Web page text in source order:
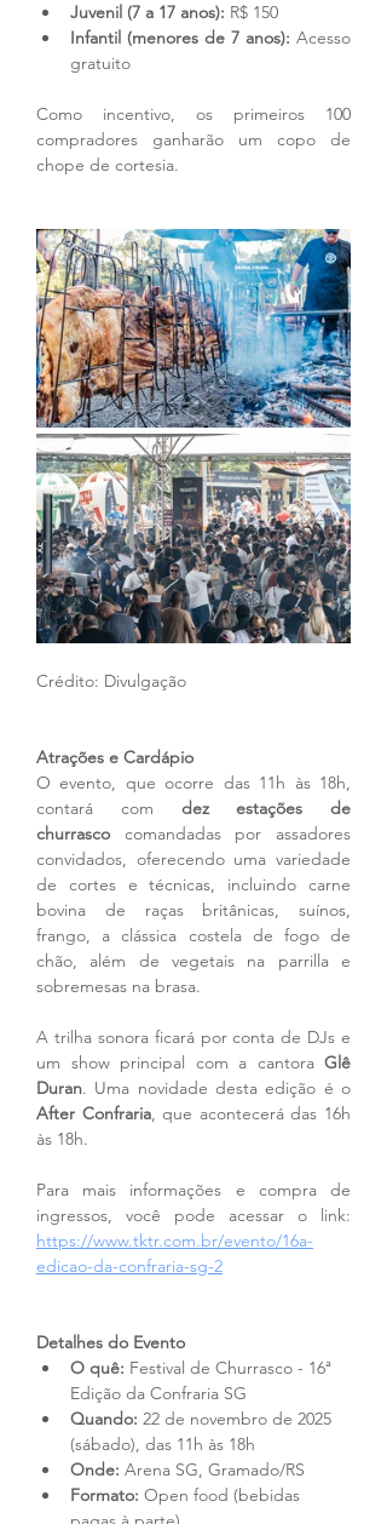
Juvenil (7 a 17 anos): R$ 150
Infantil (menores de 7 anos): Acesso
gratuito
Como incentivo, os primeiros 100
compradores ganharão um copo de
chope de cortesia.
Crédito: Divulgação
Atrações e Cardápio
O evento, que ocorre das 11h às 18h,
contará com dez estações de
churrasco comandadas por assadores
convidados, oferecendo uma variedade
de cortes e técnicas, incluindo carne
bovina de raças britânicas, suínos,
frango, a clássica costela de fogo de
chão, além de vegetais na parrilla e
sobremesas na brasa.
A trilha sonora ficará por conta de DJs e
um show principal com a cantora Glê
Duran
After Confraria, que acontecerá das 16h
às 18h.
Para mais informações e compra de
https://www.tktr.com.br/evento/16a-
edicao-da-confraria-sg-2
Detalhes do Evento
O quê: Festival de Churrasco - 16ª
Edição da Confraria SG
Quando: 22 de novembro de 2025
(sábado), das 11h às 18h
Onde: Arena SG, Gramado/RS
Formato: Open food (bebidas